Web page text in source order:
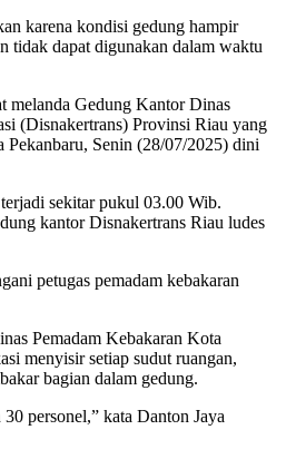
karena kondisi gedung hampir
tidak dapat digunakan dalam waktu
melanda Gedung Kantor Dinas
(Disnakertrans) Provinsi Riau yang
Pekanbaru, Senin (28/07/2025) dini
sekitar pukul 03.00 Wib.
kantor Disnakertrans Riau ludes
petugas pemadam kebakaran
Pemadam Kebakaran Kota
menyisir setiap sudut ruangan,
bagian dalam gedung.
personel,” kata Danton Jaya